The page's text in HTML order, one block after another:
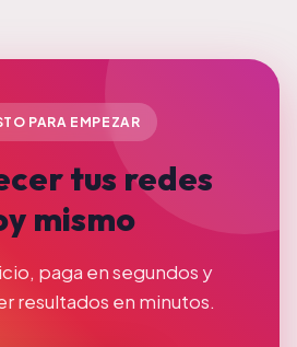
PARA EMPEZAR
tus redes
mismo
paga en segundos y
resultados en minutos.